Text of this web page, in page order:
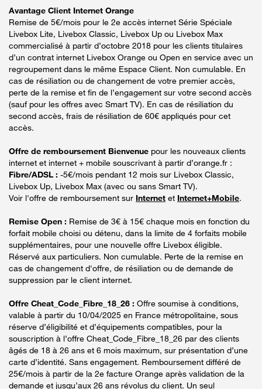
Avantage Client Internet Orange
Remise de 5€/mois pour le 2e accès internet Série Spéciale
Livebox Lite, Livebox Classic, Livebox Up ou Livebox Max
commercialisé à partir d’octobre 2018 pour les clients titulaires
d’un contrat internet Livebox Orange ou Open en service avec un
regroupement dans le même Espace Client. Non cumulable. En
cas de résiliation ou de changement de votre premier accès,
perte de la remise et fin de l’engagement sur votre second accès
(sauf pour les offres avec Smart TV). En cas de résiliation du
second accès, frais de résiliation de 60€ appliqués pour cet
accès.
Offre de remboursement Bienvenue pour les nouveaux clients
internet et internet + mobile souscrivant à partir d’orange.fr :
Fibre/ADSL : -5€/mois pendant 12 mois sur Livebox Classic,
Livebox Up, Livebox Max (avec ou sans Smart TV).
Voir l'offre de remboursement sur Internet et Internet+Mobile.
Remise Open : Remise de 3€ à 15€ chaque mois en fonction du
forfait mobile choisi ou détenu, dans la limite de 4 forfaits mobile
supplémentaires, pour une nouvelle offre Livebox éligible.
Réservé aux particuliers. Non cumulable. Perte de la remise en
cas de changement d'offre, de résiliation ou de demande de
suppression par le client internet.
Offre Cheat_Code_Fibre_18_26 : Offre soumise à conditions,
valable à partir du 10/04/2025 en France métropolitaine, sous
réserve d’éligibilité et d’équipements compatibles, pour la
souscription à l’offre Cheat_Code_Fibre_18_26 par des clients
âgés de 18 à 26 ans et 6 mois maximum, sur présentation d’une
carte d’identité. Sans engagement. Remboursement différé de
25€/mois à partir de la 2e facture Orange après validation de la
demande et jusqu’aux 26 ans révolus du client. Un seul